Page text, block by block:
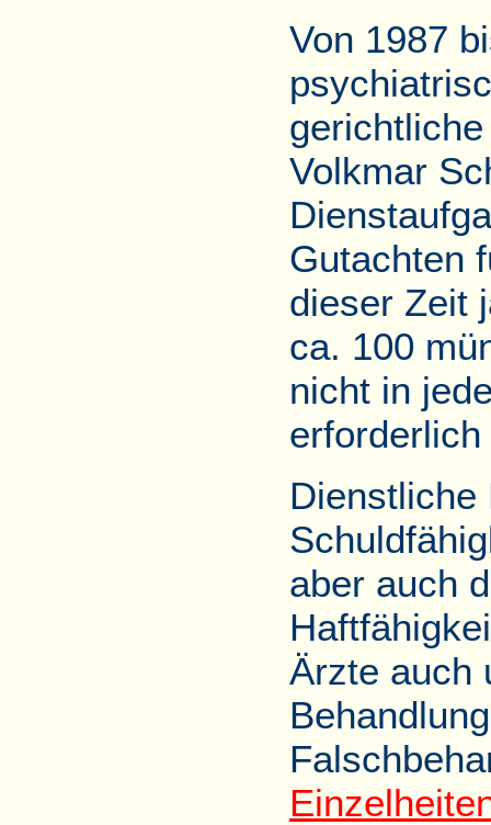
Von 1987
Volkmar
Gutachten
dieser Zeit
ca. 100
nicht in
Dienstliche
aber auch
Ärzte auch